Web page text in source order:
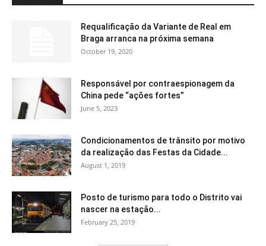
Requalificação da Variante de Real em
Braga arranca na próxima semana
October 19, 2020
Responsável por contraespionagem da
China pede “ações fortes”
June 5, 2023
Condicionamentos de trânsito por motivo
da realização das Festas da Cidade...
August 1, 2019
Posto de turismo para todo o Distrito vai
nascer na estação...
February 25, 2019